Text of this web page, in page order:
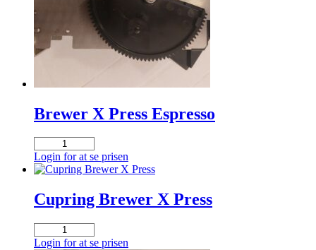
Brewer X Press Espresso
Brewer
X
Press
antal
Login for at se prisen
Cupring Brewer X Press
Cupring
Brewer
Login for at se prisen